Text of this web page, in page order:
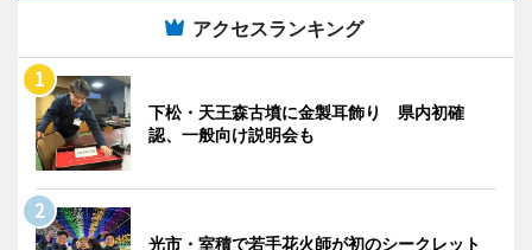
アクセスランキング
下松・天王森古墳に金製耳飾り 県内初確
認、一般向け説明会も
光市・室積で若手花火師が初のシークレット